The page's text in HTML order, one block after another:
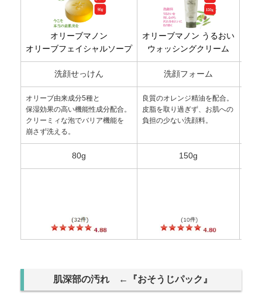
オリーブマノン
オリーブフェイシャルソープ
オリーブマノン うるおい
ウォッシングクリーム
洗顔せっけん 洗顔フォーム
オリーブ由来成分5種と
保湿効果の高い機能性成分配合。
クリーミィな泡でバリア機能を
崩さず洗える。
良質のオレンジ精油を配合。
皮脂を取り過ぎず、お肌への
負担の少ない洗顔料。
80g 150g
肌深部の汚れ ←『おそうじパック』